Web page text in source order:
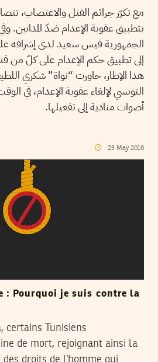
مع تكرّر جرائم القتل والاغتصاب،
بتطبيق عقوبة الإعدام ضدّ المدانين.
الجمهورية قيس سعيد لدى إشرافه
إلى تطبيق حكم الإعدام على كلّ من
هذا الإطار، حاورت “نواة” شكري
التونسي لإلغاء عقوبة الإعدام، في
أصوات منادية إلى تفعيلها.
23 May 2016
: Pourquoi je suis contre la
certains Tunisiens
de mort, rejoignant ainsi la
droits de l’homme qui